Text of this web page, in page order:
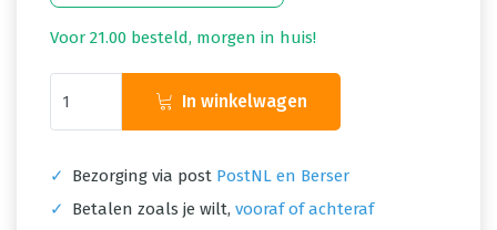
Voor 21.00 besteld, morgen in huis!
In winkelwagen
✓ Bezorging via post PostNL en Berser
✓
Betalen zoals je wilt, vooraf of achteraf